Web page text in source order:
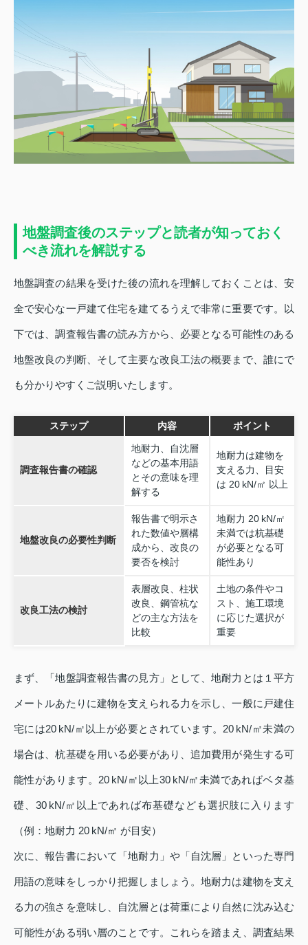
地盤調査後のステップと読者が知っておく
べき流れを解説する
地盤調査の結果を受けた後の流れを理解しておくことは、安
全で安心な⼀戸建て住宅を建てるうえで非常に重要です。以
下では、調査報告書の読み方から、必要となる可能性のある
地盤改良の判断、そして主要な改良工法の概要まで、誰にで
も分かりやすくご説明いたします。
ステップ 内容 ポイント
調査報告書の確認
地耐力、自沈層
などの基本用語
とその意味を理
解する
地耐力は建物を
支える力、目安
は 20 kN/㎡ 以上
地盤改良の必要性判断
報告書で明示さ
れた数値や層構
成から、改良の
要否を検討
地耐力 20 kN/㎡
未満では杭基礎
が必要となる可
能性あり
改良工法の検討
表層改良、柱状
改良、鋼管杭な
どの主な方法を
比較
土地の条件やコ
スト、施工環境
に応じた選択が
重要
まず、「地盤調査報告書の見方」として、地耐力とは１平方
メートルあたりに建物を支えられる力を示し、一般に戸建住
宅には20 kN/㎡以上が必要とされています。20 kN/㎡未満の
場合は、杭基礎を用いる必要があり、追加費用が発生する可
能性があります。20 kN/㎡以上30 kN/㎡未満であればベタ基
礎、30 kN/㎡以上であれば布基礎なども選択肢に入ります
（例：地耐力 20 kN/㎡ が目安）
次に、報告書において「地耐力」や「自沈層」といった専門
用語の意味をしっかり把握しましょう。地耐力は建物を支え
る力の強さを意味し、自沈層とは荷重により自然に沈み込む
可能性がある弱い層のことです。これらを踏まえ、調査結果